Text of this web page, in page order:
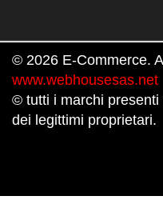
© 2026 E-Commerce.
www.webhousesas.net
© tutti i marchi
dei legittimi proprietari.